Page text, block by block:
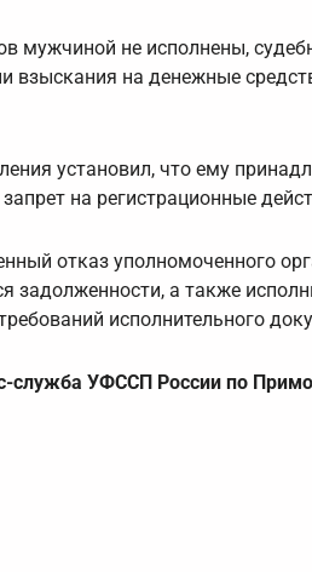
мужчиной не исполнены,
взыскания на денежные
установил, что ему
на регистрационные
отказ уполномоченного
задолженности, а также
исполнительного
служба УФССП России по